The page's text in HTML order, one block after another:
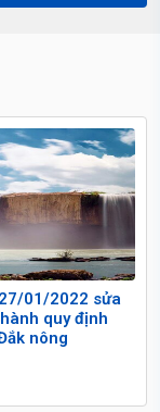
01/2022 sửa
quy định
nông